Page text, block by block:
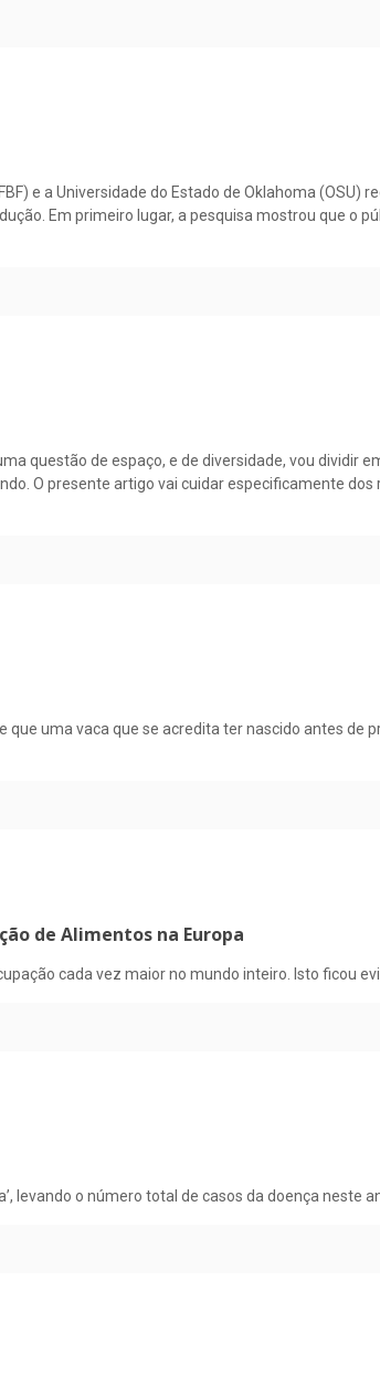
e a Universidade do Estado de Oklahoma (OSU)
Em primeiro lugar, a pesquisa mostrou que o
questão de espaço, e de diversidade, vou dividir
O presente artigo vai cuidar especificamente dos
uma vaca que se acredita ter nascido antes de
de Alimentos na Europa
cada vez maior no mundo inteiro. Isto ficou
levando o número total de casos da doença neste